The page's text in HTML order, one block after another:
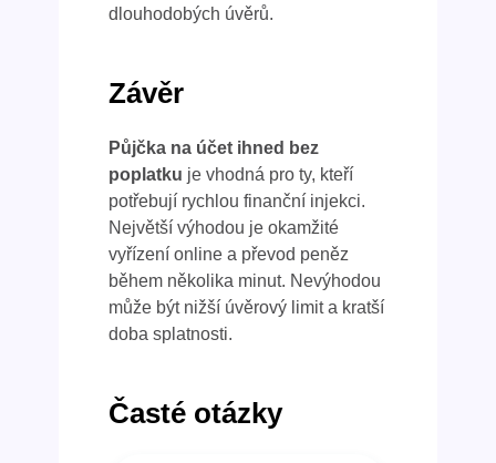
dlouhodobých úvěrů.
Závěr
Půjčka na účet ihned bez
poplatku je vhodná pro ty, kteří
potřebují rychlou finanční injekci.
Největší výhodou je okamžité
vyřízení online a převod peněz
během několika minut. Nevýhodou
může být nižší úvěrový limit a kratší
doba splatnosti.
Časté otázky